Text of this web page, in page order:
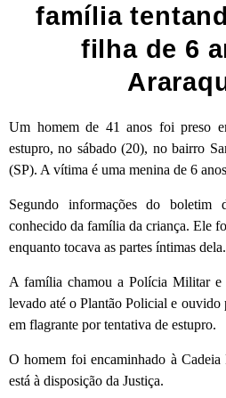
família
filha de 6
Um homem de 41 anos foi preso
estupro, no sábado (20), no bairro
(SP). A vítima é uma menina de 6
Segundo informações do boletim
conhecido da família da criança. Ele
enquanto tocava as partes íntimas dela.
A família chamou a Polícia Militar
levado até o Plantão Policial e ouvido
em flagrante por tentativa de estupro.
O homem foi encaminhado à Cadeia
está à disposição da Justiça.